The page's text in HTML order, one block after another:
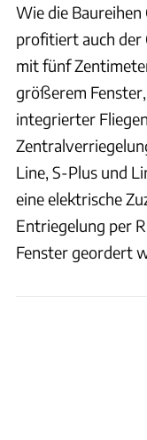
Wie die
profitiert auch der
mit fünf
größerem
integrierter
Line, S-Plus und
eine elektrische
Entriegelung per
Fenster geordert